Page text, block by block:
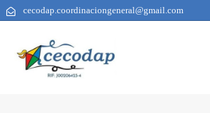
cecodap.coordinaciongeneral@gmail.com